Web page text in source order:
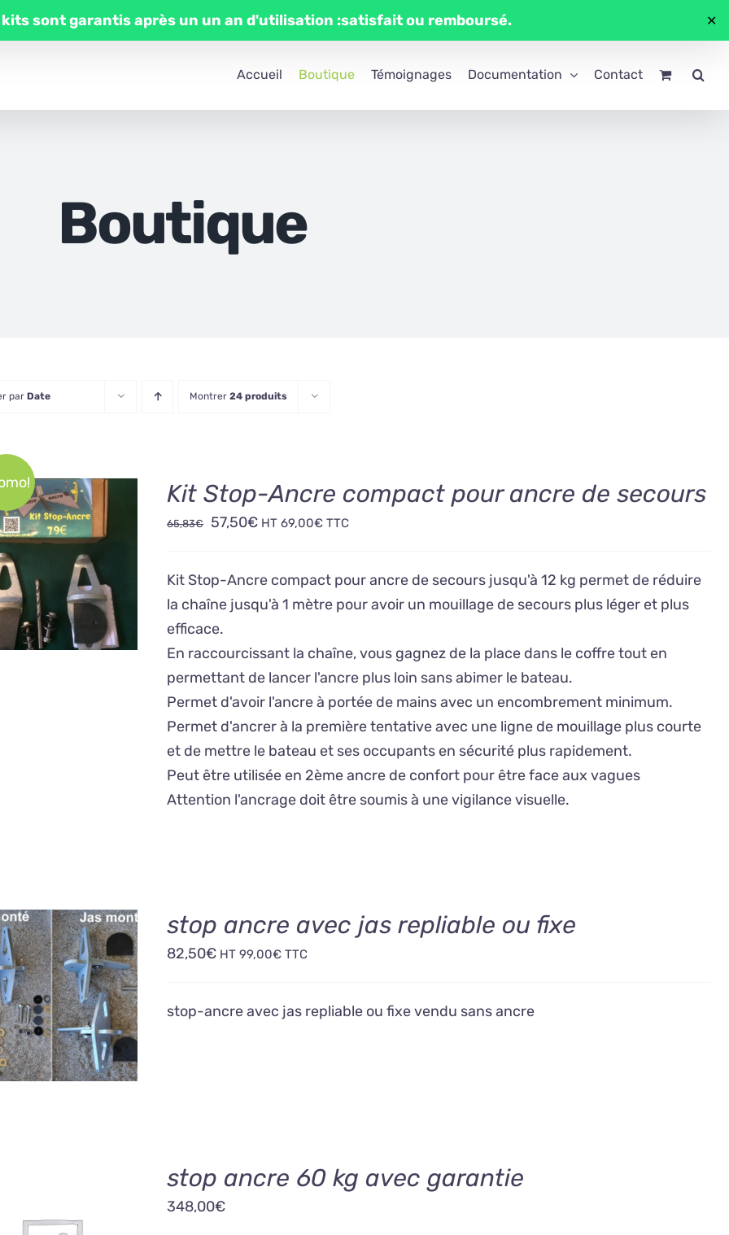
kits sont garantis après un un an d'utilisation :satisfait ou remboursé. ✕
Accueil Boutique Témoignages Documentation Contact
Boutique
par Date Montrer 24 produits
AU PANIER
/
DÉTAILS
Kit Stop-Ancre compact pour ancre de secours
65,83€
Le
initial
était :
57,50€Le
est :
HT69,00€ TTC
Kit Stop-Ancre compact pour ancre de secours jusqu'à 12 kg permet de réduire
la chaîne jusqu'à 1 mètre pour avoir un mouillage de secours plus léger et plus
efficace.
En raccourcissant la chaîne, vous gagnez de la place dans le coffre tout en
permettant de lancer l'ancre plus loin sans abimer le bateau.
Permet d'avoir l'ancre à portée de mains avec un encombrement minimum.
Permet d'ancrer à la première tentative avec une ligne de mouillage plus courte
et de mettre le bateau et ses occupants en sécurité plus rapidement.
Peut être utilisée en 2ème ancre de confort pour être face aux vagues
Attention l'ancrage doit être soumis à une vigilance visuelle.
AU PANIER
/
DÉTAILS
stop ancre avec jas repliable ou fixe
82,50€ HT99,00€ TTC
stop-ancre avec jas repliable ou fixe vendu sans ancre
stop ancre 60 kg avec garantie
348,00€